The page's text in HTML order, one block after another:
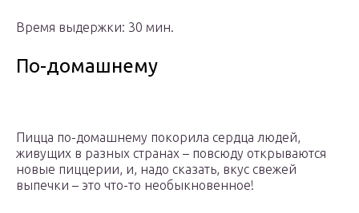
Время выдержки: 30 мин.
По-домашнему
Пицца по-домашнему покорила сердца людей,
живущих в разных странах – повсюду открываются
новые пиццерии, и, надо сказать, вкус свежей
выпечки – это что-то необыкновенное!